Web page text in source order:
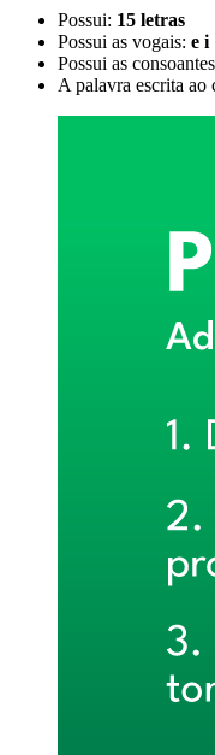
Possui: 15 letras
Possui as vogais: e i
Possui as
A palavra escrita ao